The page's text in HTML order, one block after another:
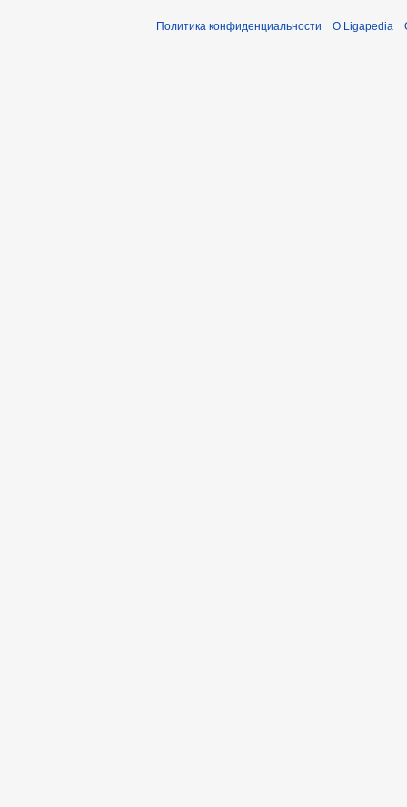
Политика конфиденциальности О Ligapedia